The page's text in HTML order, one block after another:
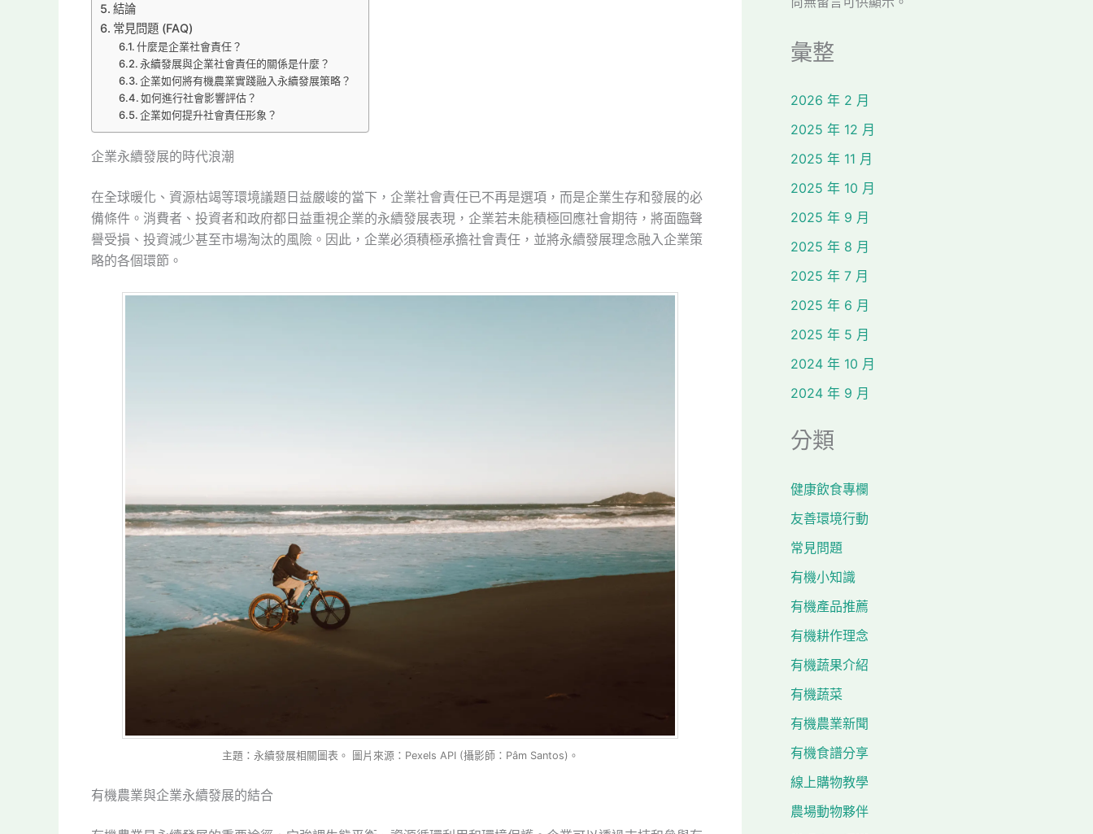
結論
常見問題 (FAQ)
什麼是企業社會責任？
永續發展與企業社會責任的關係是什麼？
企業如何將有機農業實踐融入永續發展策略？
如何進行社會影響評估？
企業如何提升社會責任形象？
企業永續發展的時代浪潮
在全球暖化、資源枯竭等環境議題日益嚴峻的當下，企業社會責任已不再是選項，而是企業生存和發展的必
備條件。消費者、投資者和政府都日益重視企業的永續發展表現，企業若未能積極回應社會期待，將面臨聲
譽受損、投資減少甚至市場淘汰的風險。因此，企業必須積極承擔社會責任，並將永續發展理念融入企業策
略的各個環節。
主題：永續發展相關圖表。 圖片來源：Pexels API (攝影師：Pâm Santos)。
有機農業與企業永續發展的結合
彙整
2026 年 2 月
2025 年 12 月
2025 年 11 月
2025 年 10 月
2025 年 9 月
2025 年 8 月
2025 年 7 月
2025 年 6 月
2025 年 5 月
2024 年 10 月
2024 年 9 月
分類
健康飲食專欄
友善環境行動
常見問題
有機小知識
有機產品推薦
有機耕作理念
有機蔬果介紹
有機蔬菜
有機農業新聞
有機食譜分享
線上購物教學
農場動物夥伴